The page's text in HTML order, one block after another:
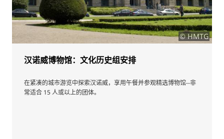
© HMTG
汉诺威博物馆：文化历史组安排
在紧凑的城市游览中探索汉诺威，享用午餐并参观精选博物馆--非
常适合 15 人或以上的团体。